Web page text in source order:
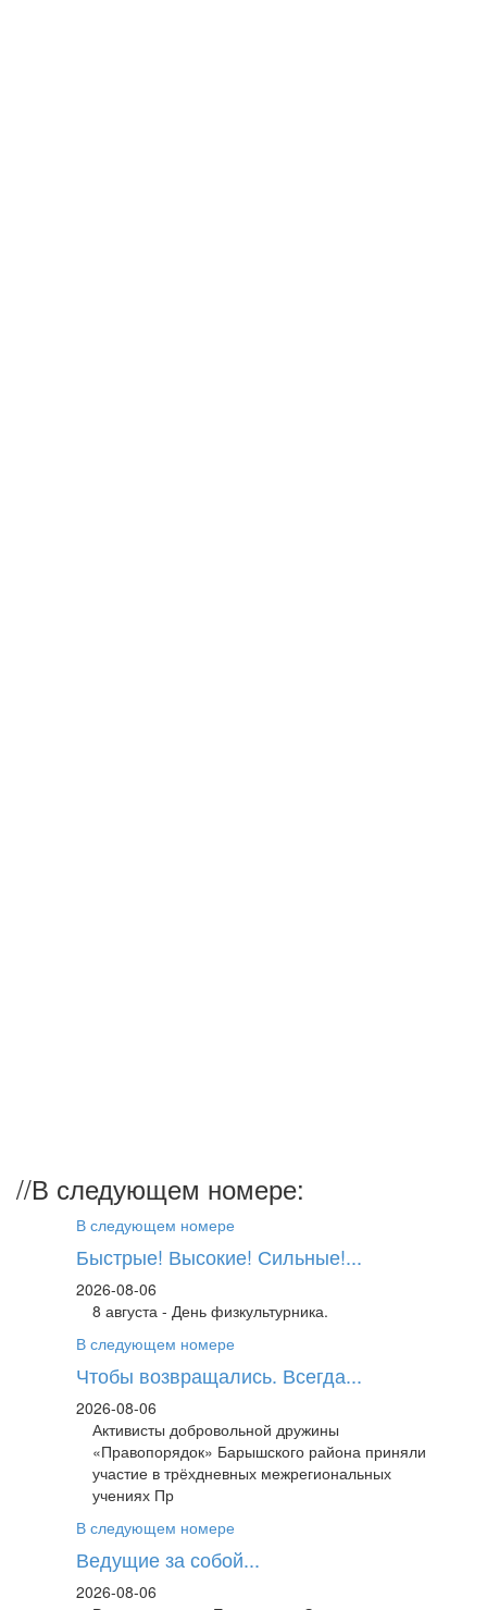
//В следующем номере:
В следующем номере
Быстрые! Высокие! Сильные!...
2026-08-06
8 августа - День физкультурника.
В следующем номере
Чтобы возвращались. Всегда...
2026-08-06
Активисты добровольной дружины
«Правопорядок» Барышского района приняли
участие в трёхдневных межрегиональных
учениях Пр
В следующем номере
Ведущие за собой...
2026-08-06